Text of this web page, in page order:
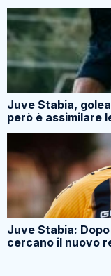
Juve Stabia,
però è assimilare
Juve Stabia:
cercano il nuovo